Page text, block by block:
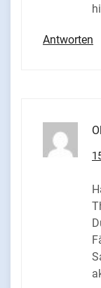
Antworten